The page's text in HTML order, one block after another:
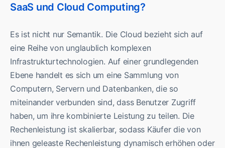
SaaS und Cloud Computing?
Es ist nicht nur Semantik. Die Cloud bezieht sich auf
eine Reihe von unglaublich komplexen
Infrastrukturtechnologien. Auf einer grundlegenden
Ebene handelt es sich um eine Sammlung von
Computern, Servern und Datenbanken, die so
miteinander verbunden sind, dass Benutzer Zugriff
haben, um ihre kombinierte Leistung zu teilen. Die
Rechenleistung ist skalierbar, sodass Käufer die von
ihnen geleaste Rechenleistung dynamisch erhöhen oder